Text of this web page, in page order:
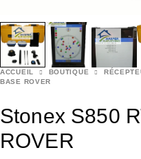
ACCUEIL BOUTIQUE
BASE ROVER
Stonex S850
ROVER